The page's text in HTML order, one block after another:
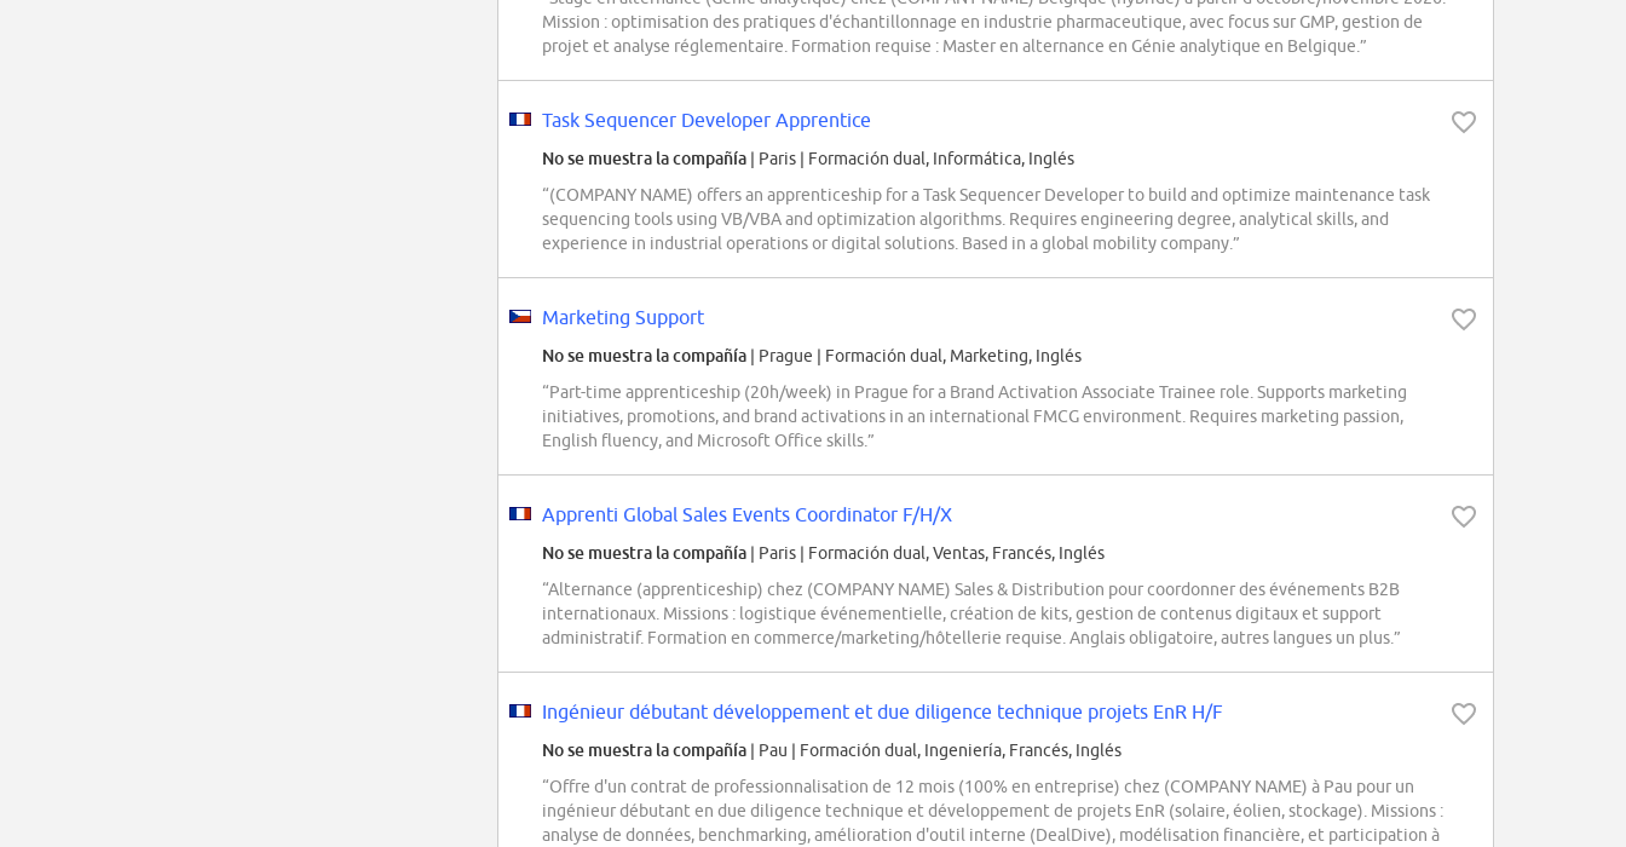
Mission : optimisation des pratiques d'échantillonnage en industrie pharmaceutique, avec focus sur GMP, gestion de
projet et analyse réglementaire. Formation requise : Master en alternance en Génie analytique en Belgique.”
Task Sequencer Developer Apprentice
No se muestra la compañía | Paris | Formación dual, Informática, Inglés
“(COMPANY NAME) offers an apprenticeship for a Task Sequencer Developer to build and optimize maintenance task
sequencing tools using VB/VBA and optimization algorithms. Requires engineering degree, analytical skills, and
experience in industrial operations or digital solutions. Based in a global mobility company.”
Marketing Support
No se muestra la compañía | Prague | Formación dual, Marketing, Inglés
“Part-time apprenticeship (20h/week) in Prague for a Brand Activation Associate Trainee role. Supports marketing
initiatives, promotions, and brand activations in an international FMCG environment. Requires marketing passion,
English fluency, and Microsoft Office skills.”
Apprenti Global Sales Events Coordinator F/H/X
No se muestra la compañía | Paris | Formación dual, Ventas, Francés, Inglés
“Alternance (apprenticeship) chez (COMPANY NAME) Sales & Distribution pour coordonner des événements B2B
internationaux. Missions : logistique événementielle, création de kits, gestion de contenus digitaux et support
administratif. Formation en commerce/marketing/hôtellerie requise. Anglais obligatoire, autres langues un plus.”
Ingénieur débutant développement et due diligence technique projets EnR H/F
No se muestra la compañía | Pau | Formación dual, Ingeniería, Francés, Inglés
“Offre d'un contrat de professionnalisation de 12 mois (100% en entreprise) chez (COMPANY NAME) à Pau pour un
ingénieur débutant en due diligence technique et développement de projets EnR (solaire, éolien, stockage). Missions :
analyse de données, benchmarking, amélioration d'outil interne (DealDive), modélisation financière, et participation à